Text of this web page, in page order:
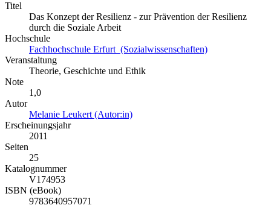
Titel
Das Konzept der Resilienz - zur Prävention der Resilienz
durch die Soziale Arbeit
Hochschule
Fachhochschule Erfurt (Sozialwissenschaften)
Veranstaltung
Theorie, Geschichte und Ethik
Note
1,0
Autor
Melanie Leukert (Autor:in)
Erscheinungsjahr
2011
Seiten
25
Katalognummer
V174953
ISBN (eBook)
9783640957071